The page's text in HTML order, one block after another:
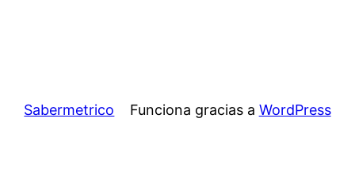
Sabermetrico Funciona gracias a WordPress